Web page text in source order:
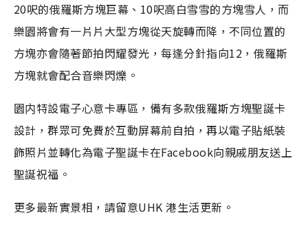
20呎的俄羅斯方塊巨幕、10呎高白雪雪的方塊雪人，而
樂園將會有一片片大型方塊從天旋轉而降，不同位置的
方塊亦會隨著節拍閃耀發光，每逢分針指向12，俄羅斯
方塊就會配合音樂閃爍。
園内特設電子心意卡專區，備有多款俄羅斯方塊聖誕卡
設計，群眾可免費於互動屏幕前自拍，再以電子貼紙裝
飾照片並轉化為電子聖誕卡在Facebook向親戚朋友送上
聖誕祝福。
更多最新實景相，請留意UHK 港生活更新。